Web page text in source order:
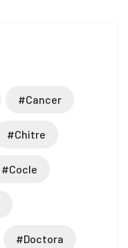
#cancer
#chitre
#cocle
#doctora